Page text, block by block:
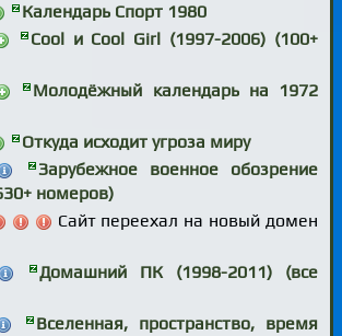
Календарь Спорт 1980
Cool и Cool Girl (1997-2006) (100+
Молодёжный календарь на 1972
Откуда исходит угроза миру
Зарубежное военное обозрение
номеров)
Сайт переехал на новый домен
Домашний ПК (1998-2011) (все
Вселенная, пространство, время